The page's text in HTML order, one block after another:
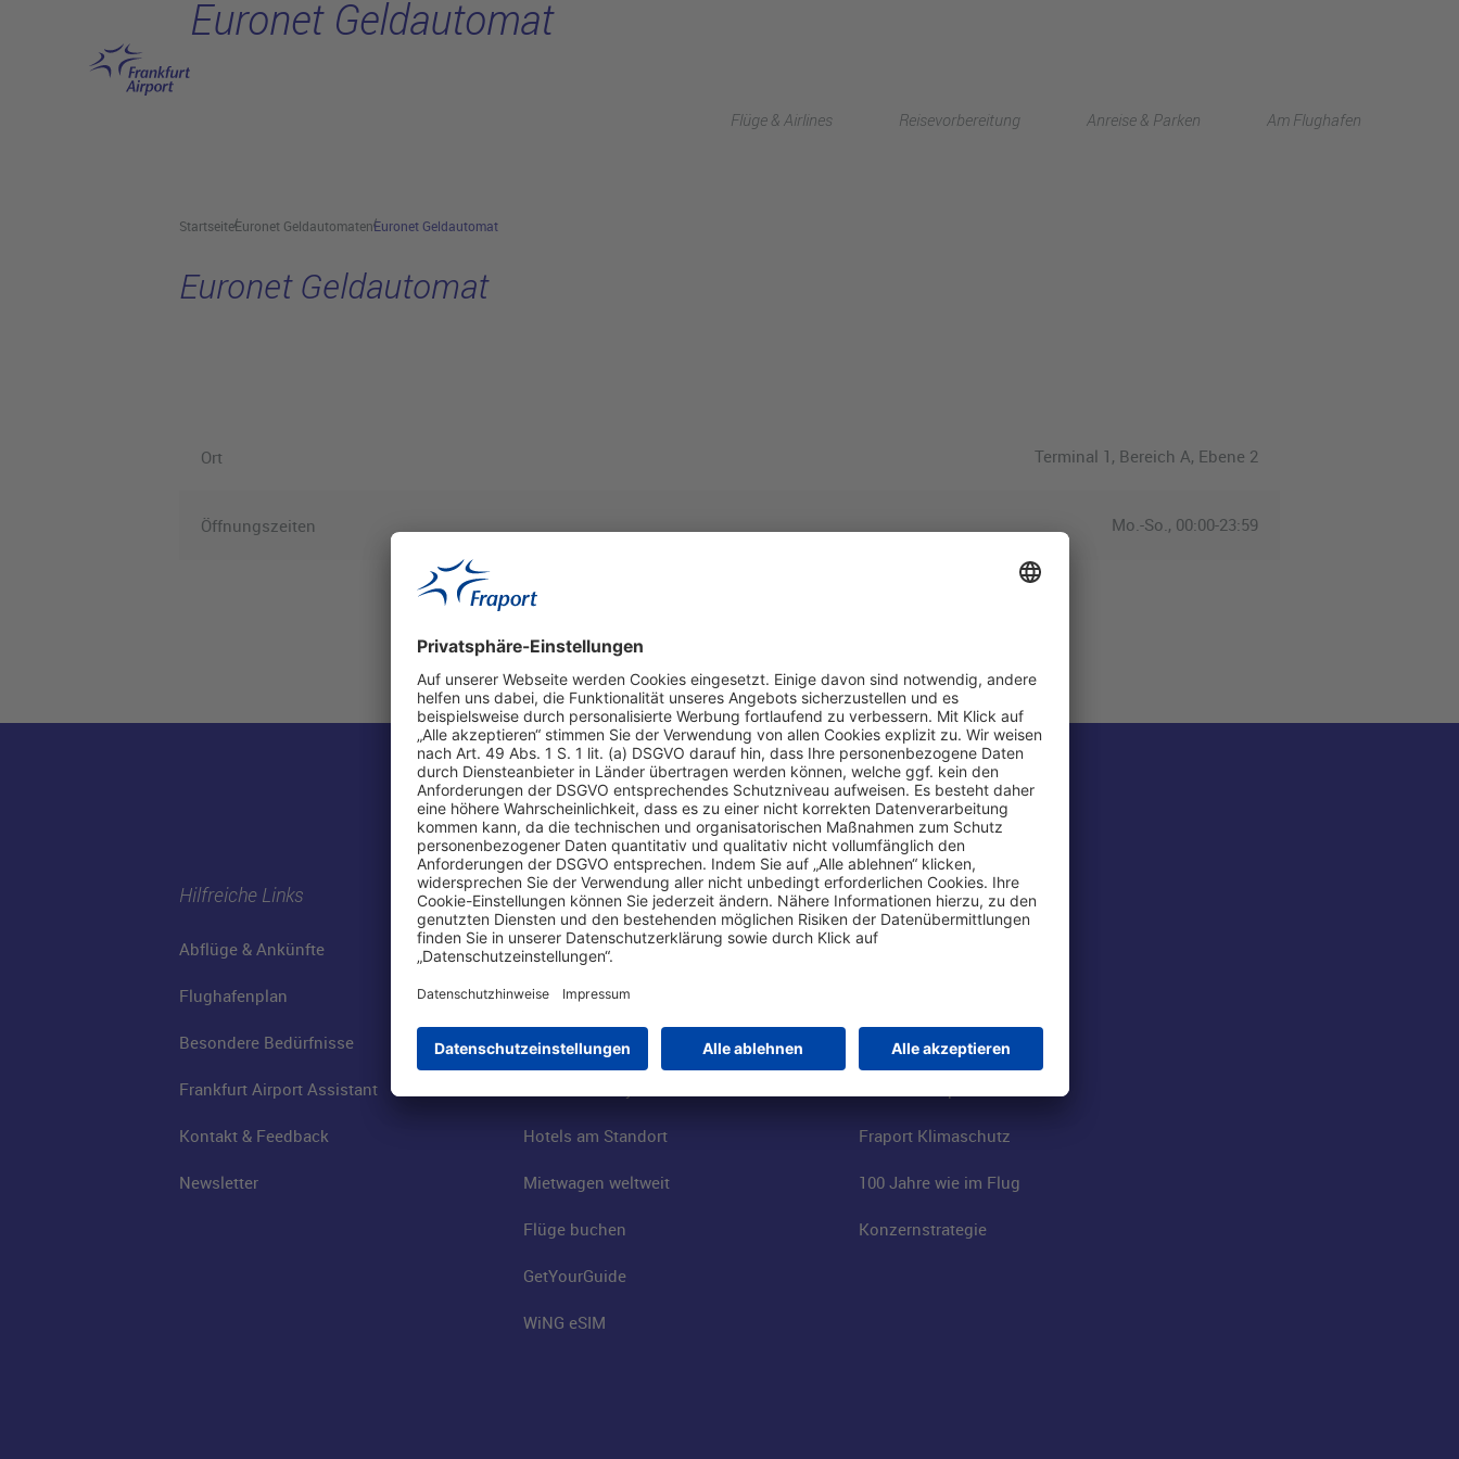
Flüge & Airlines Reisevorbereitung Anreise & Parken Am Flughafen
Euronet Geldautomat
StartseiteEuronet GeldautomatenEuronet Geldautomat
Euronet Geldautomat
Ort Terminal 1, Bereich A, Ebene 2
Öffnungszeiten Mo.-So., 00:00-23:59
Hilfreiche Links
Abflüge & Ankünfte
Flughafenplan
Besondere Bedürfnisse
Frankfurt Airport Assistant
Kontakt & Feedback
Newsletter
Online einkaufen & buchen
Parkplätze
Online-Shop
Besucherservices
Hotels am Standort
Mietwagen weltweit
Flüge buchen
GetYourGuide
WiNG eSIM
Über uns
Fraport AG
FRA Eventlocations
Fraport Klimaschutz
100 Jahre wie im Flug
Konzernstrategie